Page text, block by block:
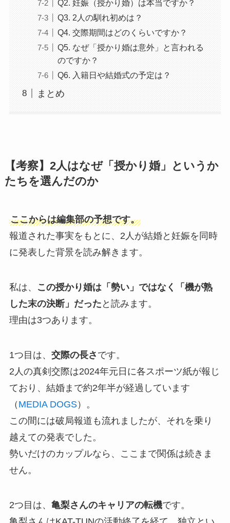
Q2. 妊娠（授かり婚）は本当ですか？
Q3. 2人の馴れ初めは？
Q4. 交際期間はどのくらいですか？
Q5. なぜ「授かり婚は意外」と言われる
のですか？
Q6. 入籍日や結婚式の予定は？
まとめ
【考察】2人はなぜ「授かり婚」というか
たちを選んだのか
ここからは編集部の予想です。
報道された事実をもとに、2人が結婚と妊娠を同時
に発表した背景を読み解きます。
私は、
この授かり婚は「勢い」ではなく「機が熟
した末の決断」だった と読みます。
理由は3つあります。
1つ目は、 交際の長さ です。
2人の真剣交際は2024年元日に各スポーツ紙が報じ
ており、結婚まで約2年半が経過しています
（ MEDIA DOGS）。
この間には破局報道も流れましたが、それを乗り
越えての発表でした。
勢いだけのカップルなら、ここまで関係は続きま
せん。
2つ目は、 亀梨さんのキャリアの転機です。